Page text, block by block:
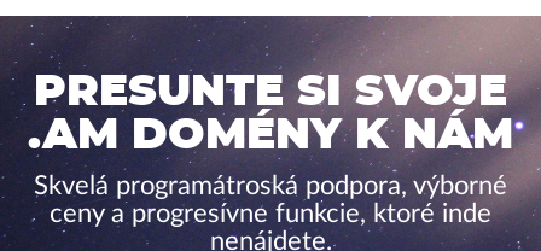
PRESUNTE SI SVOJE
.AM DOMÉNY K NÁM
Skvelá programátroská podpora, výborné
ceny a progresívne funkcie, ktoré inde
nenájdete.